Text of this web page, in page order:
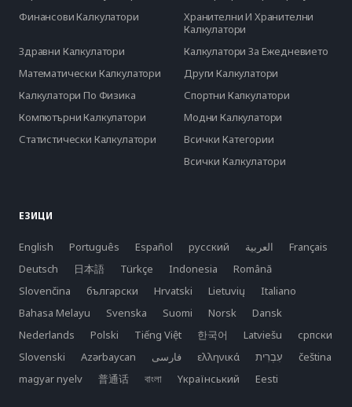
Финансови Калкулатори
Хранителни И Хранителни
Калкулатори
Здравни Калкулатори
Калкулатори За Ежедневието
Математически Калкулатори
Други Калкулатори
Калкулатори По Физика
Спортни Калкулатори
Компютърни Калкулатори
Модни Калкулатори
Статистически Калкулатори
Всички Категории
Всички Калкулатори
ЕЗИЦИ
English Português Español русский العربية
Français
Deutsch
日本語 Türkçe Indonesia
Română
Slovenčina
български Hrvatski Lietuvių
Italiano
Bahasa Melayu
Svenska Suomi Norsk
Dansk
Nederlands
Polski Tiếng Việt 한국어 Latviešu
српски
Slovenski
Azərbaycan فارسی ελληνικά
čeština
magyar nyelv
普通话 বাংলা Yкраїнський Eesti